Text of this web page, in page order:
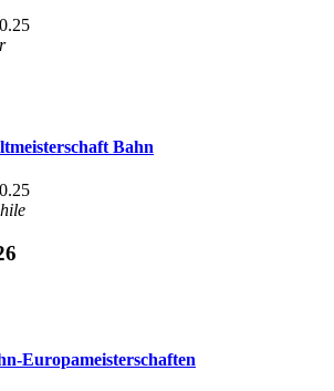
Bahn
Europameisterschaften